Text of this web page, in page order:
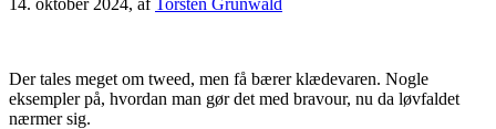
Der tales meget om tweed, men få bærer klædevaren. Nogle
eksempler på, hvordan man gør det med bravour, nu da løvfaldet
nærmer sig.